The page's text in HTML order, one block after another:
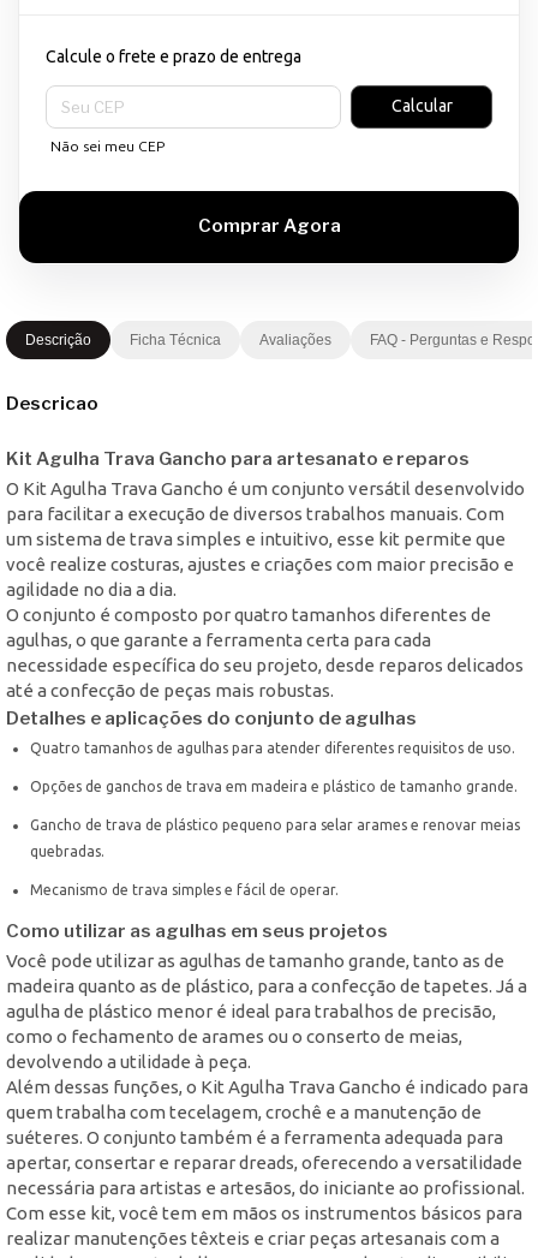
Calcule o frete e prazo de entrega
Entregas para o CEP:
Calcular
Não sei meu CEP
Descrição Ficha Técnica Avaliações FAQ - Perguntas e
Descricao
Kit Agulha Trava Gancho para artesanato e reparos
O Kit Agulha Trava Gancho é um conjunto versátil desenvolvido
para facilitar a execução de diversos trabalhos manuais. Com
um sistema de trava simples e intuitivo, esse kit permite que
você realize costuras, ajustes e criações com maior precisão e
agilidade no dia a dia.
O conjunto é composto por quatro tamanhos diferentes de
agulhas, o que garante a ferramenta certa para cada
necessidade específica do seu projeto, desde reparos delicados
até a confecção de peças mais robustas.
Detalhes e aplicações do conjunto de agulhas
Quatro tamanhos de agulhas para atender diferentes requisitos de uso.
Opções de ganchos de trava em madeira e plástico de tamanho grande.
Gancho de trava de plástico pequeno para selar arames e renovar meias
quebradas.
Mecanismo de trava simples e fácil de operar.
Como utilizar as agulhas em seus projetos
Você pode utilizar as agulhas de tamanho grande, tanto as de
madeira quanto as de plástico, para a confecção de tapetes. Já a
agulha de plástico menor é ideal para trabalhos de precisão,
como o fechamento de arames ou o conserto de meias,
devolvendo a utilidade à peça.
Além dessas funções, o Kit Agulha Trava Gancho é indicado para
quem trabalha com tecelagem, crochê e a manutenção de
suéteres. O conjunto também é a ferramenta adequada para
apertar, consertar e reparar dreads, oferecendo a versatilidade
necessária para artistas e artesãos, do iniciante ao profissional.
Com esse kit, você tem em mãos os instrumentos básicos para
realizar manutenções têxteis e criar peças artesanais com a